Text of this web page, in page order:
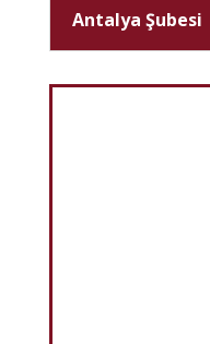
Antalya Şubesi